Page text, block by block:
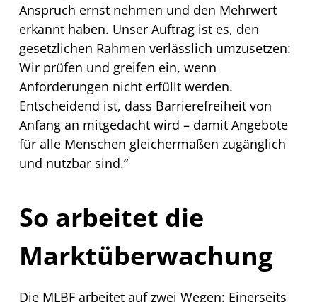
Anspruch ernst nehmen und den Mehrwert
erkannt haben. Unser Auftrag ist es, den
gesetzlichen Rahmen verlässlich umzusetzen:
Wir prüfen und greifen ein, wenn
Anforderungen nicht erfüllt werden.
Entscheidend ist, dass Barrierefreiheit von
Anfang an mitgedacht wird – damit Angebote
für alle Menschen gleichermaßen zugänglich
und nutzbar sind.“
So arbeitet die
Marktüberwachung
Die MLBF arbeitet auf zwei Wegen: Einerseits